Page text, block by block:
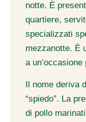
notte. È
quartiere,
specializzati
mezzanotte. È
a
Il nome deriva
“spiedo”. La
di pollo